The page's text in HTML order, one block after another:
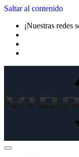
Saltar al contenido
¡Nuestras redes